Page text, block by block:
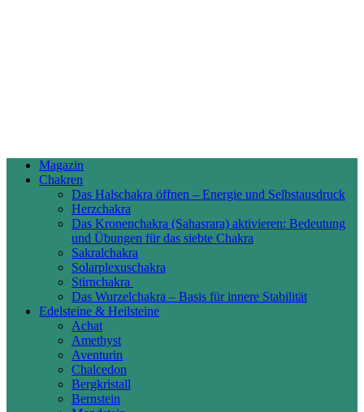
Magazin
Chakren
Das Halschakra öffnen – Energie und Selbstausdruck
Herzchakra
Das Kronenchakra (Sahasrara) aktivieren: Bedeutung
und Übungen für das siebte Chakra
Sakralchakra
Solarplexuschakra
Stirnchakra
Das Wurzelchakra – Basis für innere Stabilität
Edelsteine & Heilsteine
Achat
Amethyst
Aventurin
Chalcedon
Bergkristall
Bernstein